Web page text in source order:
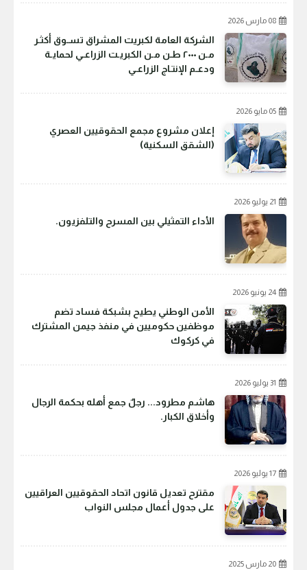
08 مارس 2026
الشركة العامة لكبريت المشراق تسـوق أكثـر
مـن ٢٠٠٠ طـن مـن الكبريـت الزراعـي لحمايـة
ودعـم الإنتـاج الزراعـي
05 مايو 2026
إعلان مشروع مجمع الحقوقيين العصري
(الشقق السكنية)
21 يوليو 2026
الأداء التمثيلي بين المسرح والتلفزيون.
24 يونيو 2026
الأمن الوطني يطيح بشبكة فساد تضم
موظفين حكوميين في منفذ جيمن المشترك
في كركوك
31 يوليو 2026
هاشم مطرود... رجلٌ جمع أهله بحكمة الرجال
وأخلاق الكبار.
17 يوليو 2026
مقترح تعديل قانون اتحاد الحقوقيين العراقيين
على جدول أعمال مجلس النواب
20 مارس 2025